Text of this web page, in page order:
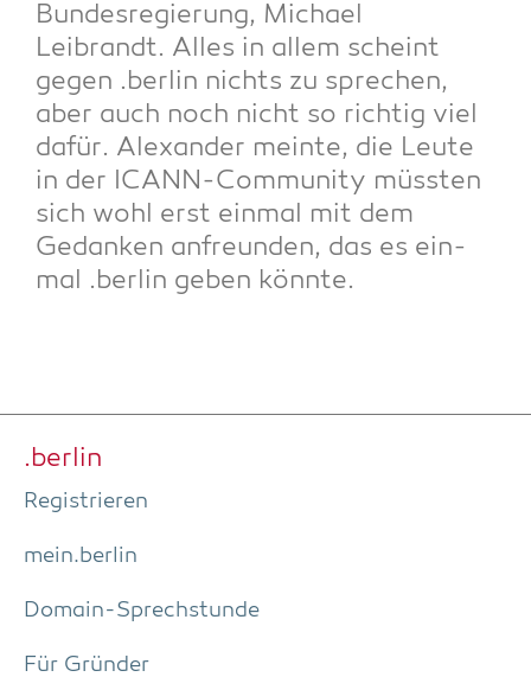
Bun­des­re­gie­rung, Micha­el
Leibrandt. Alles in allem scheint
gegen .ber­lin nichts zu spre­chen,
aber auch noch nicht so rich­tig viel
dafür. Alex­an­der mein­te, die Leu­te
in der ICANN-Com­mu­ni­ty müss­ten
sich wohl erst ein­mal mit dem
Gedan­ken anfreun­den, das es ein­
mal .ber­lin geben könnte.
.ber­lin
Regis­trie­ren
mein.berlin
Domain-Sprech­stun­de
Für Grün­der